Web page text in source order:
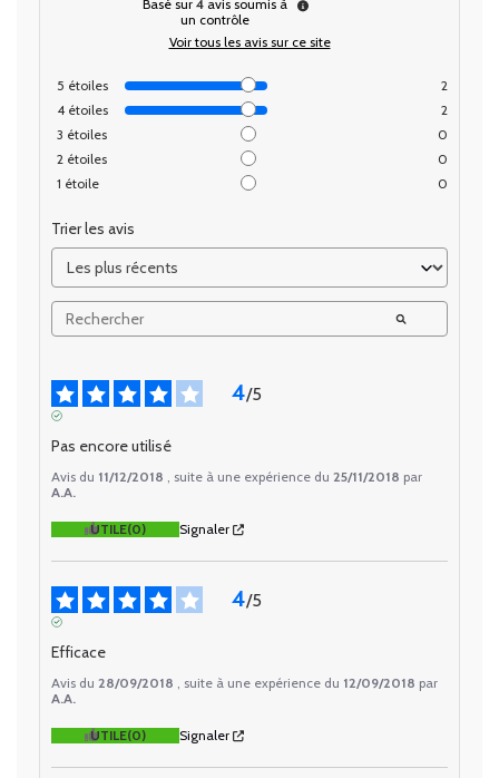
Basé sur 4 avis soumis à
un contrôle
Voir tous les avis sur ce site
5 étoiles
2
4 étoiles
2
3 étoiles
0
2 étoiles
0
1 étoile 0
Trier les avis
4/5
Pas encore utilisé
Avis du 11/12/2018 , suite à une expérience du 25/11/2018 par
A.A.
UTILE(0) Signaler
4/5
Efficace
Avis du 28/09/2018 , suite à une expérience du 12/09/2018 par
A.A.
UTILE(0) Signaler